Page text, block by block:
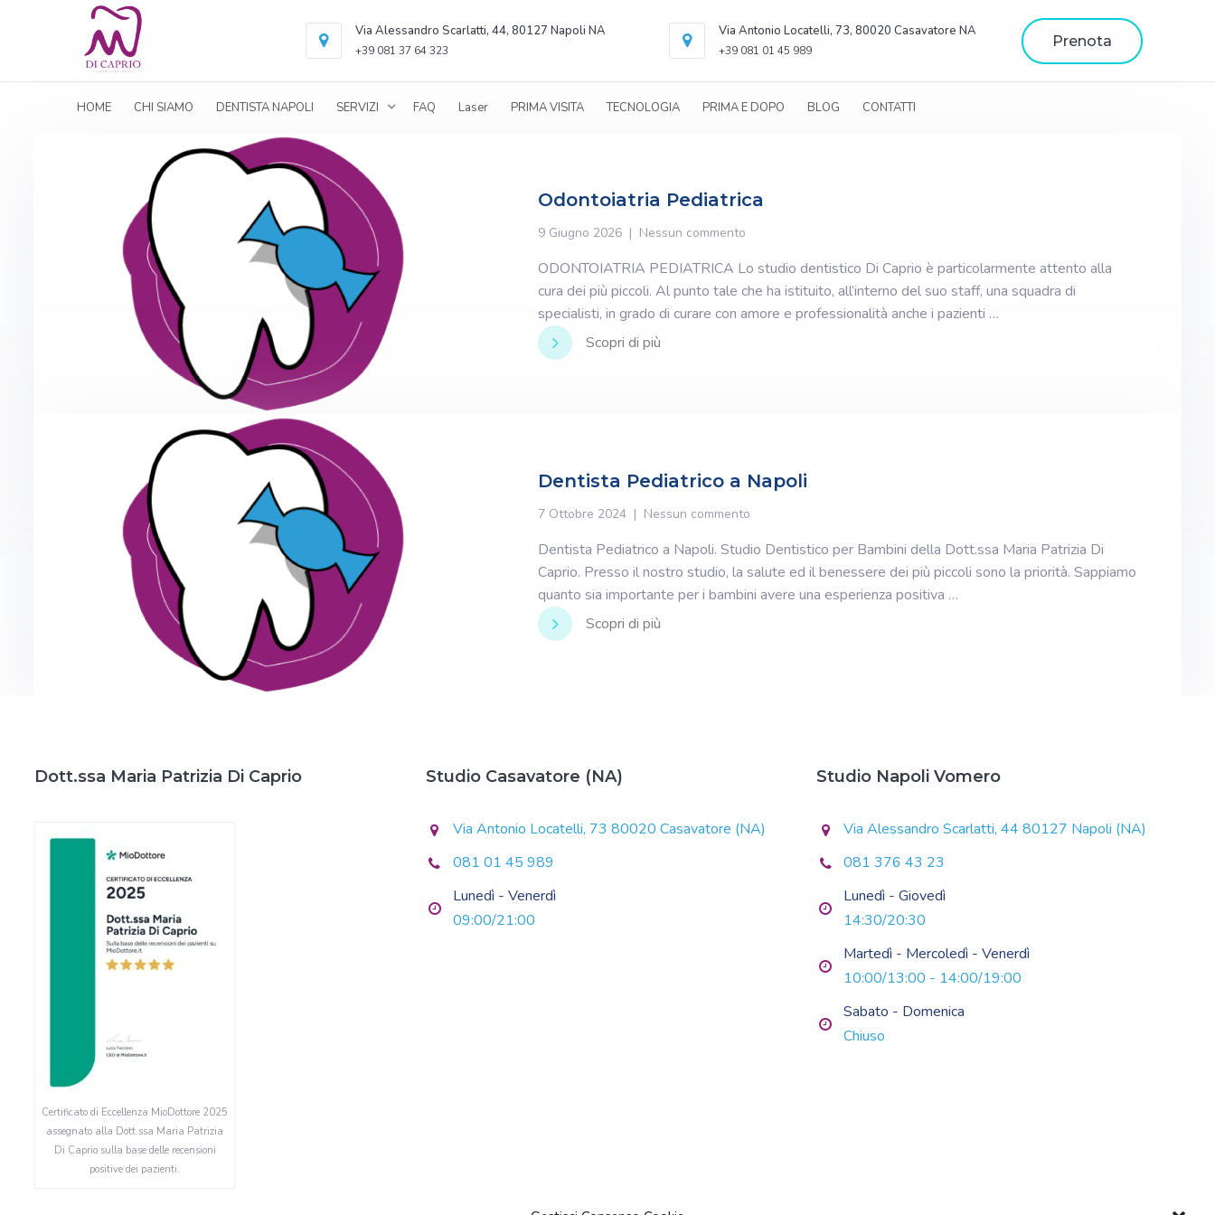
Via Alessandro Scarlatti, 44, 80127 Napoli NA
+39 081 37 64 323
Via Antonio Locatelli, 73, 80020 Casavatore NA
+39 081 01 45 989
Prenota
HOME CHI SIAMO DENTISTA NAPOLI SERVIZI FAQ Laser PRIMA VISITA TECNOLOGIA PRIMA E DOPO BLOG CONTATTI
Odontoiatria Pediatrica
9 Giugno 2026 Nessun commento
ODONTOIATRIA PEDIATRICA Lo studio dentistico Di Caprio è particolarmente attento alla
cura dei più piccoli. Al punto tale che ha istituito, all’interno del suo staff, una squadra di
specialisti, in grado di curare con amore e professionalità anche i pazienti …
Scopri di più
Dentista Pediatrico a Napoli
7 Ottobre 2024 Nessun commento
Dentista Pediatrico a Napoli. Studio Dentistico per Bambini della Dott.ssa Maria Patrizia Di
Caprio. Presso il nostro studio, la salute ed il benessere dei più piccoli sono la priorità. Sappiamo
quanto sia importante per i bambini avere una esperienza positiva …
Scopri di più
Dott.ssa Maria Patrizia Di Caprio
Certificato di Eccellenza MioDottore 2025
assegnato alla Dott.ssa Maria Patrizia
Di Caprio sulla base delle recensioni
positive dei pazienti.
Studio Casavatore (NA)
Via Antonio Locatelli, 73 80020 Casavatore (NA)
081 01 45 989
Lunedì - Venerdì
09:00/21:00
Studio Napoli Vomero
Via Alessandro Scarlatti, 44 80127 Napoli (NA)
081 376 43 23
Lunedì - Giovedì
14:30/20:30
Martedì - Mercoledì - Venerdì
10:00/13:00 - 14:00/19:00
Sabato - Domenica
Chiuso